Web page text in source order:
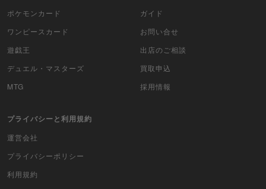
ポケモンカード
ワンピースカード
遊戯王
デュエル・マスターズ
MTG
ガイド
お問い合せ
出店のご相談
買取申込
採用情報
プライバシーと利用規約
運営会社
プライバシーポリシー
利用規約